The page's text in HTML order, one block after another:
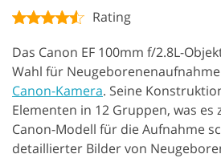
Rating
Das Canon EF 100mm f/2.8L-
Wahl für
Canon-Kamera. Seine
Elementen in 12 Gruppen, was
Canon-Modell für die Aufnahme
detaillierter Bilder von